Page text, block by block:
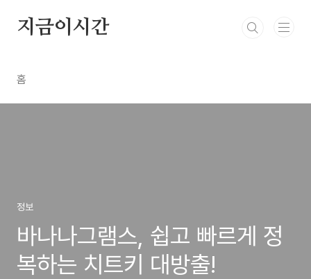
지금이시간
홈
정보
바나나그램스, 쉽고 빠르게 정
복하는 치트키 대방출!